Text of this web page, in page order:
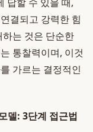
결되고 강력한 힘
는 것은 단순한
통찰력이며, 이것
가르는 결정적인
델: 3단계 접근법